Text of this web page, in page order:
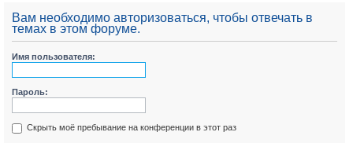
Вам необходимо авторизоваться, чтобы отвечать в
темах в этом форуме.
Имя пользователя:
Пароль:
Скрыть моё пребывание на конференции в этот раз